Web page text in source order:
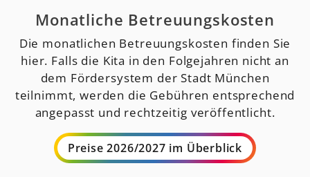
Monatliche Betreuungskosten
Die monatlichen Betreuungskosten finden Sie
hier. Falls die Kita in den Folgejahren nicht an
dem Fördersystem der Stadt München
teilnimmt, werden die Gebühren entsprechend
angepasst und rechtzeitig veröffentlicht.
Preise 2026/2027 im Überblick